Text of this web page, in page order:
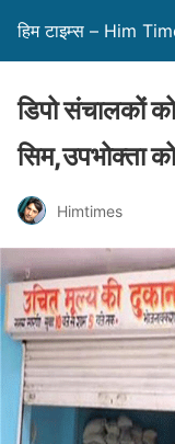
हिम टाइम्स – Him
डिपो संचालकों
सिम,उपभोक्ता
Himtimes